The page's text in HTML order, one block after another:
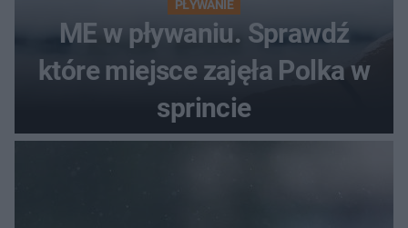
PŁYWANIE
ME w pływaniu. Sprawdź
które miejsce zajęła Polka w
sprincie